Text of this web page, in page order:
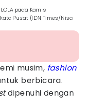
pada Kamis
Pusat (IDN Times/Nisa
musim, fashion
berbicara.
dipenuhi dengan